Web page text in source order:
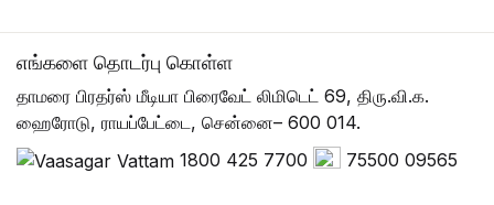
எங்களை தொடர்பு கொள்ள
தாமரை பிரதர்ஸ் மீடியா பிரைவேட் லிமிடெட் 69, திரு.வி.க.
ஹைரோடு, ராயப்பேட்டை, சென்னை– 600 014.
1800 425 7700
75500 09565